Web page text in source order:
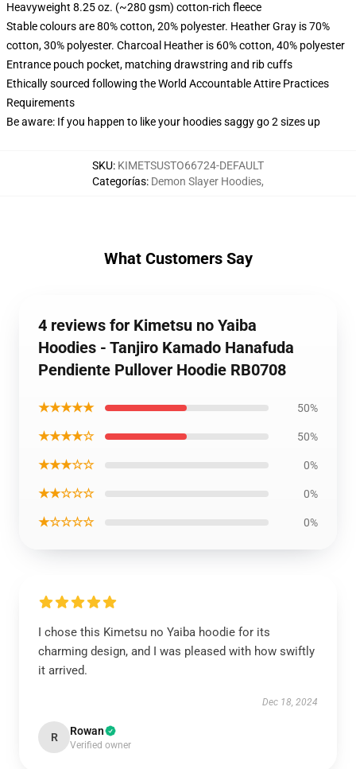
Heavyweight 8.25 oz. (~280 gsm) cotton-rich fleece
Stable colours are 80% cotton, 20% polyester. Heather Gray is 70%
cotton, 30% polyester. Charcoal Heather is 60% cotton, 40% polyester
Entrance pouch pocket, matching drawstring and rib cuffs
Ethically sourced following the World Accountable Attire Practices
Requirements
Be aware: If you happen to like your hoodies saggy go 2 sizes up
SKU: KIMETSUSTO66724-DEFAULT
Categorías: Demon Slayer Hoodies,
What Customers Say
4 reviews for Kimetsu no Yaiba
Hoodies - Tanjiro Kamado Hanafuda
Pendiente Pullover Hoodie RB0708
★★★★★ 50%
★★★★☆ 50%
★★★☆☆ 0%
★★☆☆☆ 0%
★☆☆☆☆ 0%
I chose this Kimetsu no Yaiba hoodie for its
charming design, and I was pleased with how swiftly
it arrived.
Dec 18, 2024
R Rowan
Verified owner